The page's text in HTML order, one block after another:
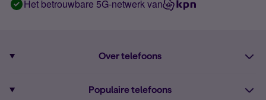
Het betrouwbare 5G-netwerk van
Over telefoons
Populaire telefoons